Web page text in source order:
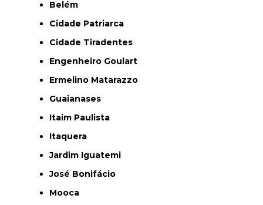
Belém
Cidade Patriarca
Cidade Tiradentes
Engenheiro Goulart
Ermelino Matarazzo
Guaianases
Itaim Paulista
Itaquera
Jardim Iguatemi
José Bonifácio
Mooca